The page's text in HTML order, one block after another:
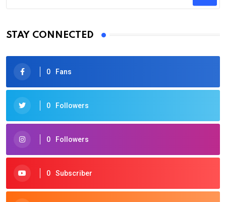
STAY CONNECTED
0 Fans
0 Followers
0 Followers
0 Subscriber